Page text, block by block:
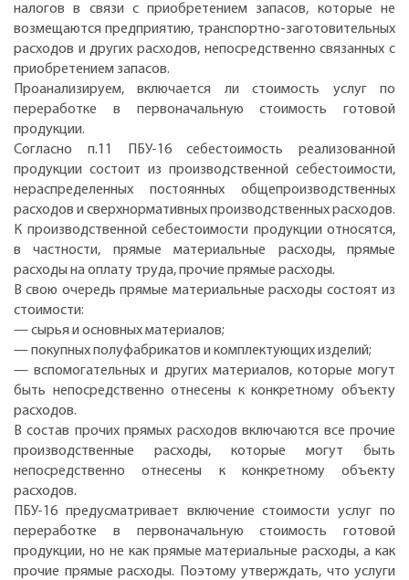
налогов в связи с приобретением запасов, которые не
возмещаются предприятию, транспортно-заготовительных
расходов и других расходов, непосредственно связанных с
приобретением запасов.
Проанализируем, включается ли стоимость услуг по
переработке в первоначальную стоимость готовой
продукции.
Согласно п.11 ПБУ-16 себестоимость реализованной
продукции состоит из производственной себестоимости,
нераспределенных постоянных общепроизводственных
расходов и сверхнормативных производственных расходов.
К производственной себестоимости продукции относятся,
в частности, прямые материальные расходы, прямые
расходы на оплату труда, прочие прямые расходы.
В свою очередь прямые материальные расходы состоят из
стоимости:
— сырья и основных материалов;
— покупных полуфабрикатов и комплектующих изделий;
— вспомогательных и других материалов, которые могут
быть непосредственно отнесены к конкретному объекту
расходов.
В состав прочих прямых расходов включаются все прочие
производственные расходы, которые могут быть
непосредственно отнесены к конкретному объекту
расходов.
ПБУ-16 предусматривает включение стоимости услуг по
переработке в первоначальную стоимость готовой
продукции, но не как прямые материальные расходы, а как
прочие прямые расходы. Поэтому утверждать, что услуги